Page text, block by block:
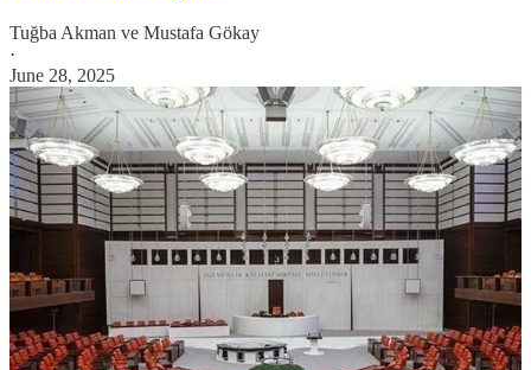
Tuğba Akman ve Mustafa Gökay
·
June 28, 2025